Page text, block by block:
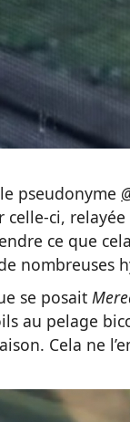
pseudonyme
celle-ci,
ce que
nombreuses
se posait
au pelage
Cela ne